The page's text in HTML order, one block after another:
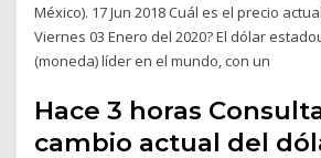
México). 17 Jun 2018 Cuál es el precio
Viernes 03 Enero del 2020? El dólar
(moneda) líder en el mundo, con un
Hace 3 horas
cambio actual del